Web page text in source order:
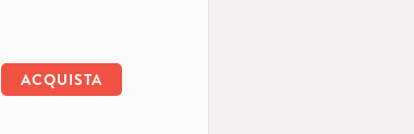
ACQUISTA